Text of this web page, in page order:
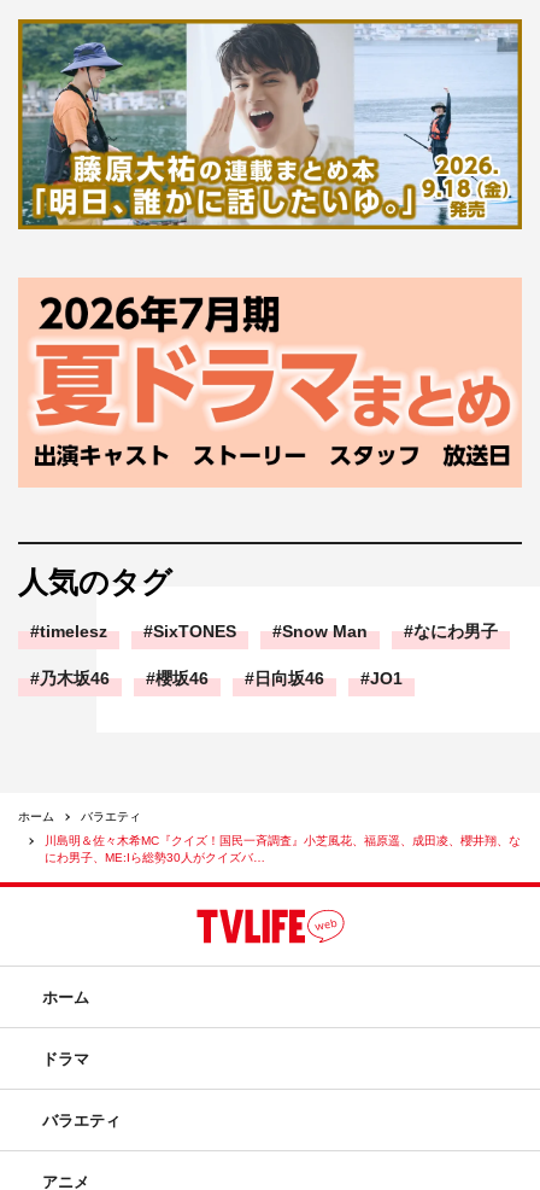
人気のタグ
timelesz SixTONES Snow Man なにわ男子
乃木坂46 櫻坂46 日向坂46 JO1
ホーム
バラエティ
川島明＆佐々木希MC『クイズ！国民一斉調査』小芝風花、福原遥、成田凌、櫻井翔、な
にわ男子、ME:Iら総勢30人がクイズバ…
ホーム
ドラマ
バラエティ
アニメ